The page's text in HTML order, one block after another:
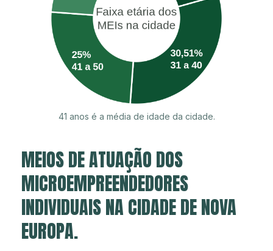
41 anos é a média de idade da cidade.
MEIOS DE ATUAÇÃO DOS
MICROEMPREENDEDORES
INDIVIDUAIS NA CIDADE DE NOVA
EUROPA.